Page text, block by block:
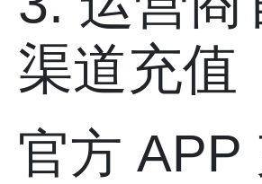
渠道充值
官方 APP